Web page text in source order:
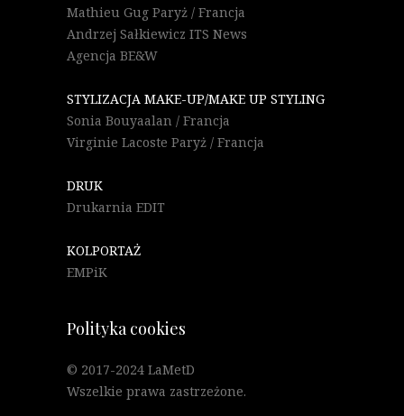
Mathieu Gug Paryż / Francja
Andrzej Sałkiewicz ITS News
Agencja BE&W
STYLIZACJA MAKE-UP/MAKE UP STYLING
Sonia Bouyaalan / Francja
Virginie Lacoste Paryż / Francja
DRUK
Drukarnia EDIT
KOLPORTAŻ
EMPiK
Polityka cookies
© 2017-2024 LaMetD
Wszelkie prawa zastrzeżone.